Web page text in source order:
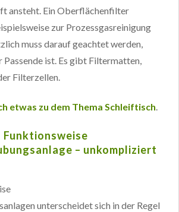
ansteht. Ein Oberflächenfilter
zur Prozessgasreinigung
muss darauf geachtet werden,
ist. Es gibt Filtermatten,
Filterzellen.
etwas zu dem Thema Schleiftisch.
Funktionsweise
– unkompliziert
unterscheidet sich in der Regel